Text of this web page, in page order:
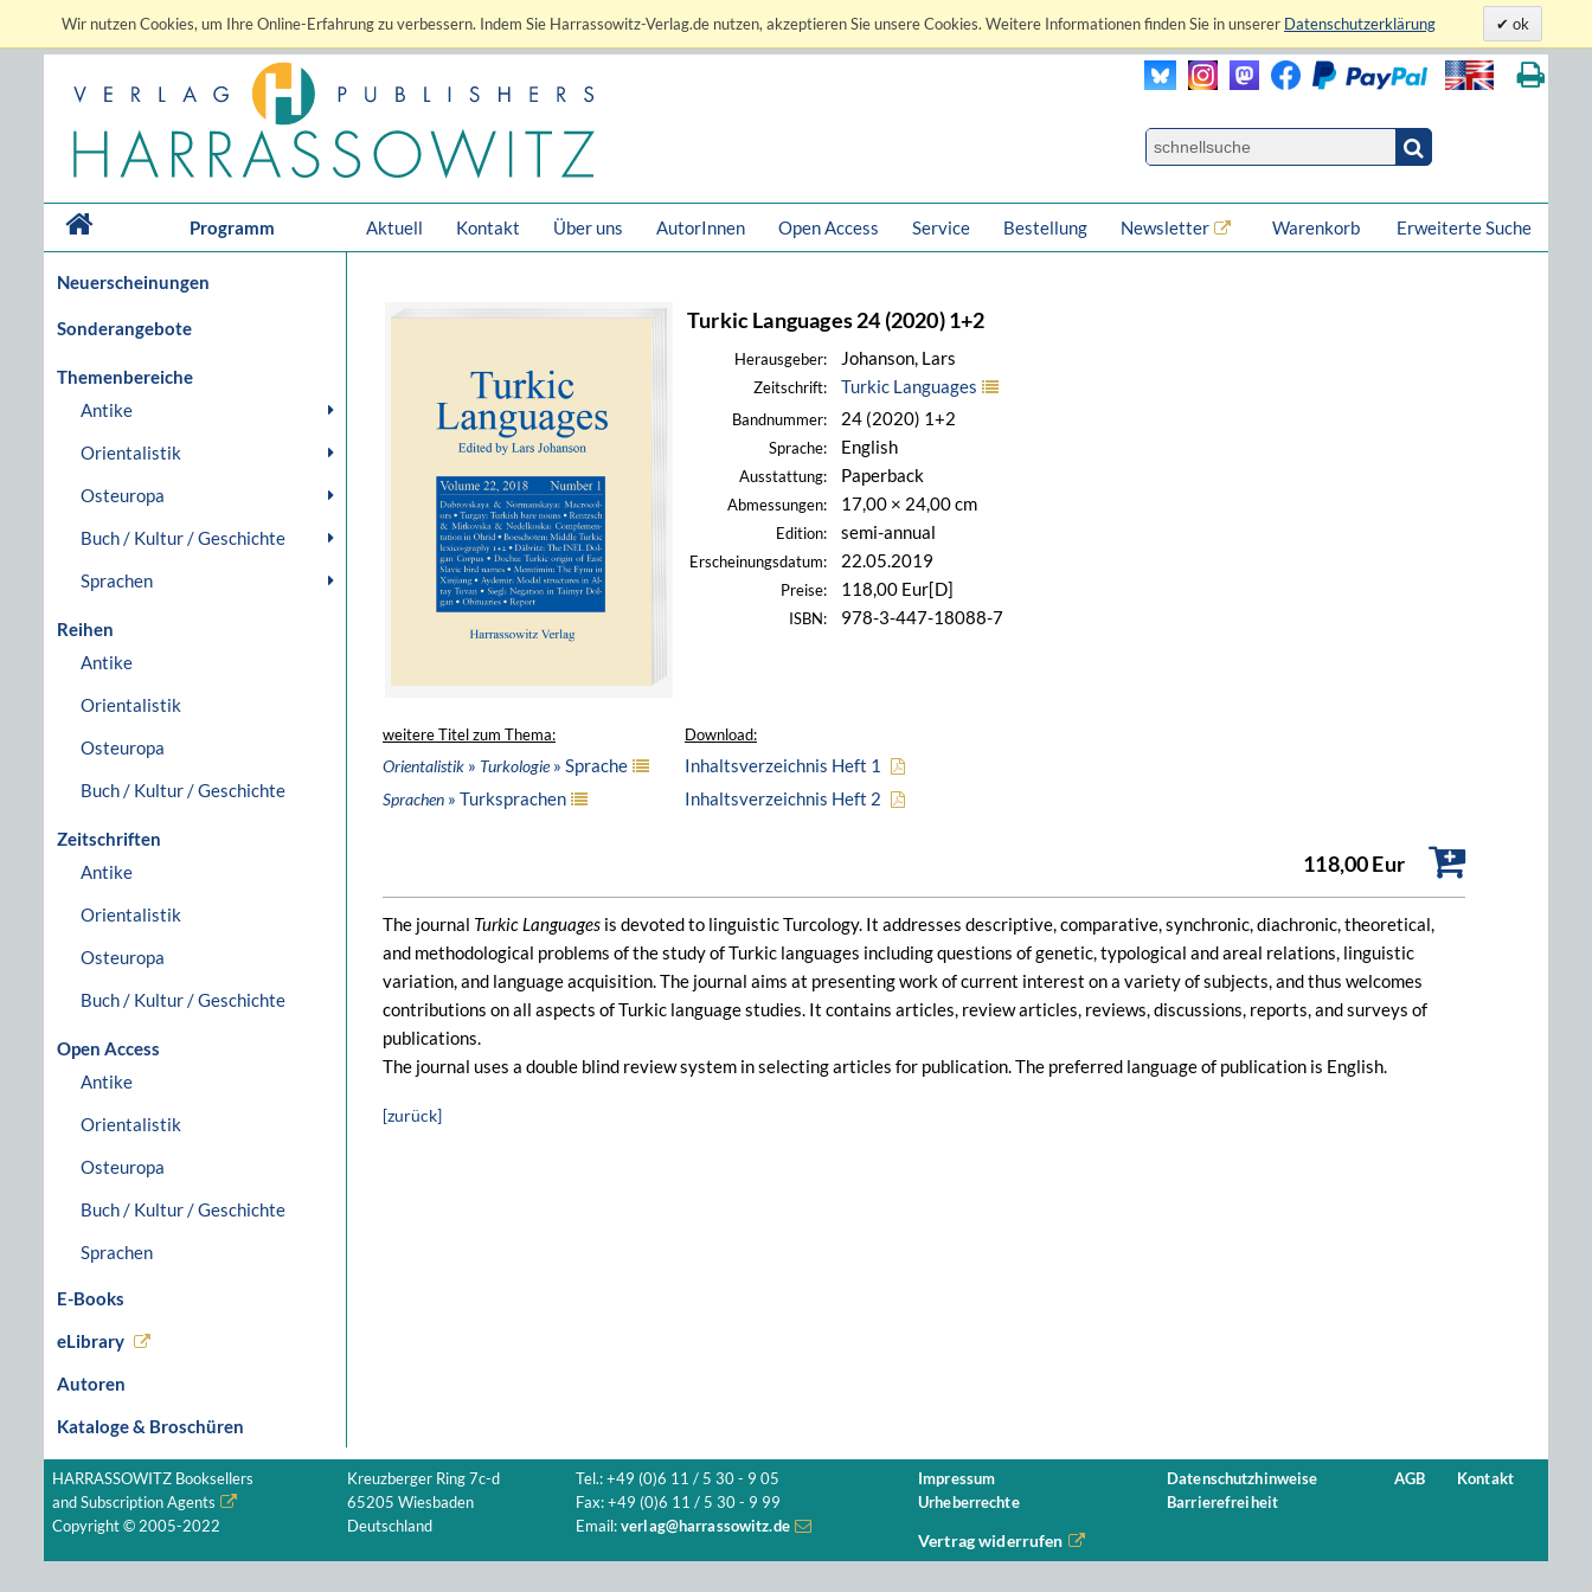
Wir nutzen Cookies, um Ihre Online-Erfahrung zu verbessern. Indem Sie Harrassowitz-Verlag.de nutzen, akzeptieren Sie unsere Cookies. Weitere Informationen finden Sie in unserer Datenschutzerklärung ok
Programm Aktuell Kontakt Über uns AutorInnen Open Access Service Bestellung Newsletter Erweiterte Suche
Warenkorb
Neuerscheinungen
Sonderangebote
Themenbereiche
Antike
Orientalistik
Osteuropa
Buch / Kultur / Geschichte
Sprachen
Reihen
Antike
Orientalistik
Osteuropa
Buch / Kultur / Geschichte
Zeitschriften
Antike
Orientalistik
Osteuropa
Buch / Kultur / Geschichte
Open Access
Antike
Orientalistik
Osteuropa
Buch / Kultur / Geschichte
Sprachen
E-Books
eLibrary
Autoren
Kataloge & Broschüren
Turkic Languages 24 (2020) 1+2
Herausgeber: Johanson, Lars
Zeitschrift: Turkic Languages
Bandnummer: 24 (2020) 1+2
Sprache: English
Ausstattung: Paperback
Abmessungen: 17,00 × 24,00 cm
Edition: semi-annual
Erscheinungsdatum: 22.05.2019
Preise: 118,00 Eur[D]
ISBN: 978-3-447-18088-7
weitere Titel zum Thema:
Orientalistik » Turkologie» Sprache
Sprachen » Turksprachen
Download:
Inhaltsverzeichnis Heft 1
Inhaltsverzeichnis Heft 2
118,00 Eur
The journal Turkic Languages is devoted to linguistic Turcology. It addresses descriptive, comparative, synchronic, diachronic, theoretical,
and methodological problems of the study of Turkic languages including questions of genetic, typological and areal relations, linguistic
variation, and language acquisition. The journal aims at presenting work of current interest on a variety of subjects, and thus welcomes
contributions on all aspects of Turkic language studies. It contains articles, review articles, reviews, discussions, reports, and surveys of
publications.
The journal uses a double blind review system in selecting articles for publication. The preferred language of publication is English.
[zurück]
HARRASSOWITZ Booksellers
and Subscription Agents
Copyright © 2005-2022
Kreuzberger Ring 7c-d
65205 Wiesbaden
Deutschland
Tel.: +49 (0)6 11 / 5 30 - 9 05
Fax: +49 (0)6 11 / 5 30 - 9 99
Email: verlag@harrassowitz.de
Impressum
Urheberrechte
Datenschutzhinweise
Barrierefreiheit
AGB Kontakt
Vertrag widerrufen